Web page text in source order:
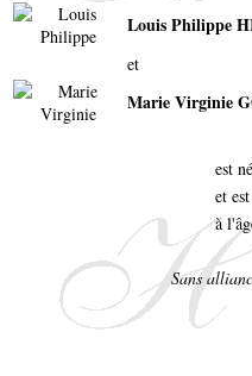
Louis Philippe
et
Marie Virginie
est
et
à
Sans